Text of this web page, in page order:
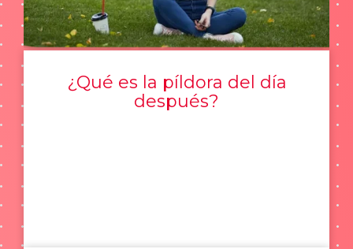
¿Qué es la píldora del día
después?